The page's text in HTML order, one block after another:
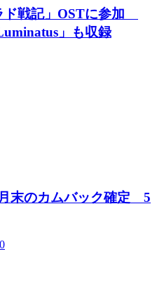
戦記」OSTに参加
」も収録
末のカムバック確定 5